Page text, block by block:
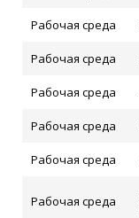
Рабочая среда
Рабочая среда
Рабочая среда
Рабочая среда
Рабочая среда
Рабочая среда